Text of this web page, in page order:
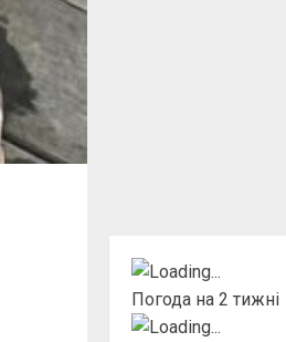
Погода на 2 тижні